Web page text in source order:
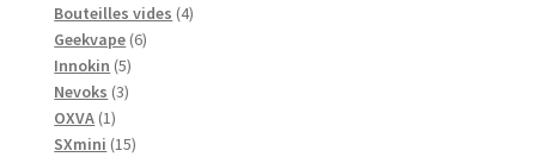
produits
Bouteilles vides 44
Geekvape 66
Innokin 55
produits
Nevoks 33
OXVA 11
produit
SXmini 1515